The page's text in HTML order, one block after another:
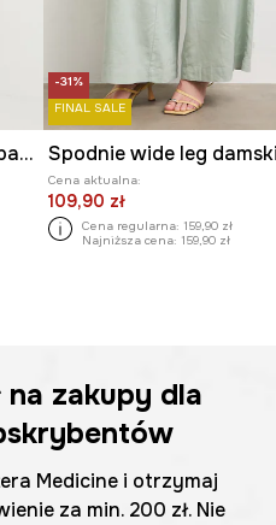
Spodnie chinos damskie bawełniane z elastanem
-31%
FINAL SALE
Cena aktualna:
109,90 zł
Cena regularna: 159,90 zł
Najniższa cena: 159,90 zł
na zakupy dla
Medicine i otrzymaj
za min. 200 zł. Nie